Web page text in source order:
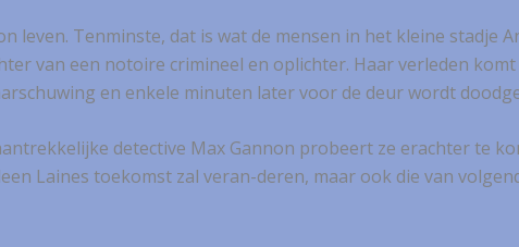
Tenminste, dat is wat de mensen in het kleine stadje
van een notoire crimineel en oplichter. Haar verleden
en enkele minuten later voor de deur wordt
detective Max Gannon probeert ze erachter te
Laines toekomst zal veran-deren, maar ook die van